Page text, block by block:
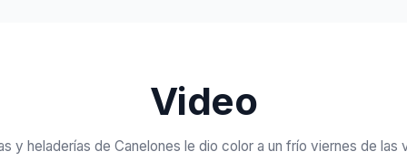
Video
y heladerías de Canelones le dio color a un frío viernes de las